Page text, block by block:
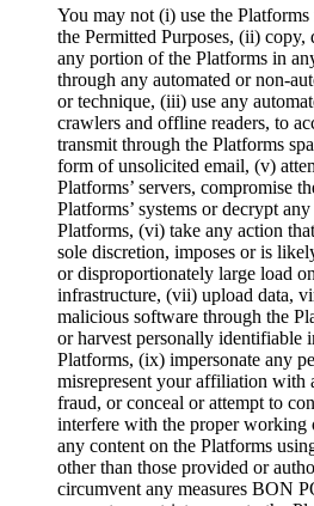
You may not (i) use the
the Permitted Purposes, (ii)
any portion of the Platforms in
through any automated or non-
or technique, (iii) use any
crawlers and offline readers, to
transmit through the Platforms
form of unsolicited email, (v)
Platforms’ servers, compromise
Platforms’ systems or decrypt
Platforms, (vi) take any action
sole discretion, imposes or is
or disproportionately large load
infrastructure, (vii) upload data,
malicious software through the
or harvest personally identifiable
Platforms, (ix) impersonate any
misrepresent your affiliation with
fraud, or conceal or attempt to
interfere with the proper working
any content on the Platforms
other than those provided or
circumvent any measures BON